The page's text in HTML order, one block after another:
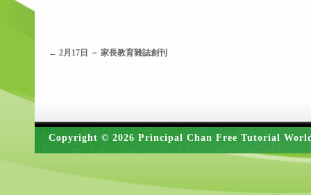
← 2月17日 － 家長教育雜誌創刊
Copyright © 2026 Principal Chan Free Tutorial